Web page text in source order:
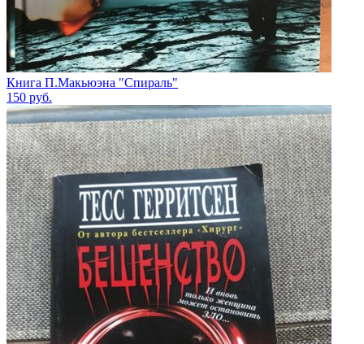
Книга П.Макьюэна "Спираль"
150 руб.